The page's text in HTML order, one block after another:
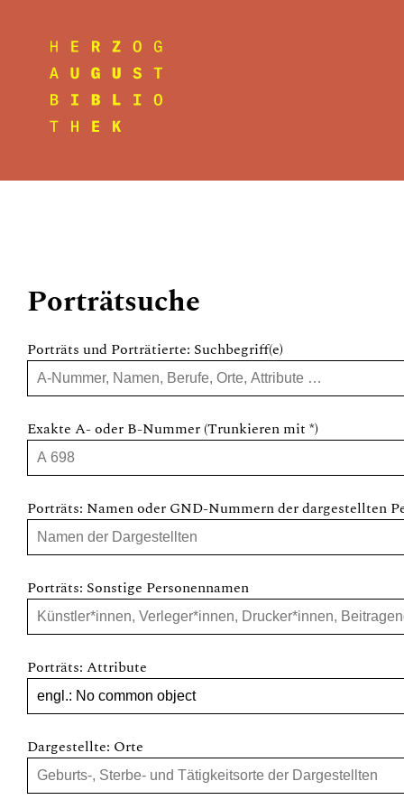
Porträtsuche
Porträts und Porträtierte: Suchbegriff(e)
Exakte A- oder B-Nummer (Trunkieren mit *)
Porträts: Namen oder GND-Nummern der dargestellten
Porträts: Sonstige Personennamen
Porträts: Attribute
Dargestellte: Orte